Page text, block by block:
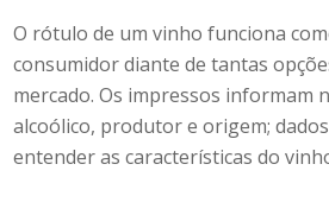
O rótulo de um vinho funciona
consumidor diante de tantas
mercado. Os impressos informam
alcoólico, produtor e origem;
entender as características do